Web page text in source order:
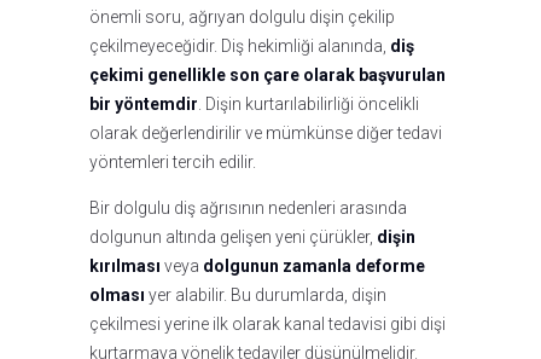
önemli soru, ağrıyan dolgulu dişin çekilip
çekilmeyeceğidir. Diş hekimliği alanında, diş
çekimi genellikle son çare olarak başvurulan
bir yöntemdir. Dişin kurtarılabilirliği öncelikli
olarak değerlendirilir ve mümkünse diğer tedavi
yöntemleri tercih edilir.
Bir dolgulu diş ağrısının nedenleri arasında
dolgunun altında gelişen yeni çürükler, dişin
kırılması veya dolgunun zamanla deforme
olması yer alabilir. Bu durumlarda, dişin
çekilmesi yerine ilk olarak kanal tedavisi gibi dişi
kurtarmaya yönelik tedaviler düşünülmelidir.